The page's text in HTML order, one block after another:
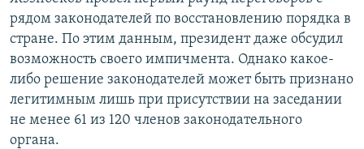
рядом законодателей по восстановлению порядка в
стране. По этим данным, президент даже обсудил
возможность своего импичмента. Однако какое-
либо решение законодателей может быть признано
легитимным лишь при присутствии на заседании
не менее 61 из 120 членов законодательного
органа.